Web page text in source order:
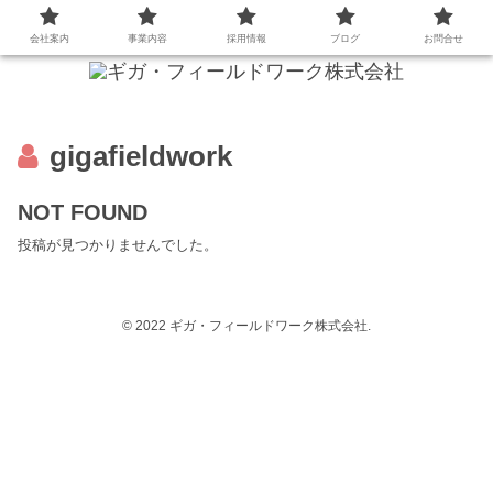
gigafieldwork
NOT FOUND
投稿が見つかりませんでした。
© 2022 ギガ・フィールドワーク株式会社.
会社案内 事業内容 採用情報 ブログ お問合せ